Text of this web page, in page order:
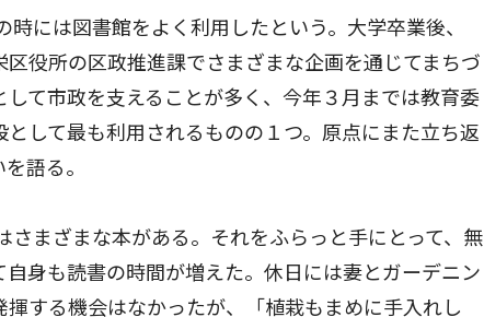
には図書館をよく利用したという。大学卒業後、
役所の区政推進課でさまざまな企画を通じてまちづ
て市政を支えることが多く、今年３月までは教育委
して最も利用されるものの１つ。原点にまた立ち返
語る。
まざまな本がある。それをふらっと手にとって、無
身も読書の時間が増えた。休日には妻とガーデニン
する機会はなかったが、「植栽もまめに手入れし